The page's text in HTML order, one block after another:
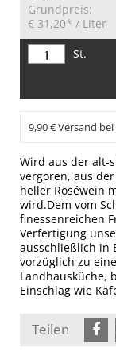
Grundpreis:
€ 31,20* / Liter
St.
9,90 € Versand
Wird aus der alt-
vergoren, aus
heller Roséwein
wird.Dem vom
finessenreichen
Verfertigung
ausschließlich in
vorzüglich zu
Landhausküche,
Einschlag wie
Teilen